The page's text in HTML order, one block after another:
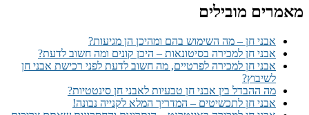
מאמרים מובילים
אבני חן – מה השימוש בהם ומהיכן הן מגיעות?
אבני חן למכירה בסיטונאות – היכן קונים ומה חשוב לדעת?
אבני חן למכירה לפרטיים, מה חשוב לדעת לפני רכישת אבני חן
לשיבוץ?
מה ההבדל בין אבני חן טבעיות לאבני חן סינטטיות?
אבני חן לתכשיטים – המדריך המלא לקנייה נבונה!